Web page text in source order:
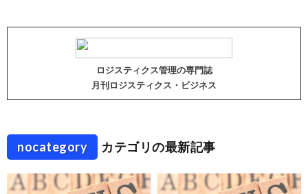
ロジスティクス管理の専門誌
月刊ロジスティクス・ビジネス
nocategory カテゴリの最新記事